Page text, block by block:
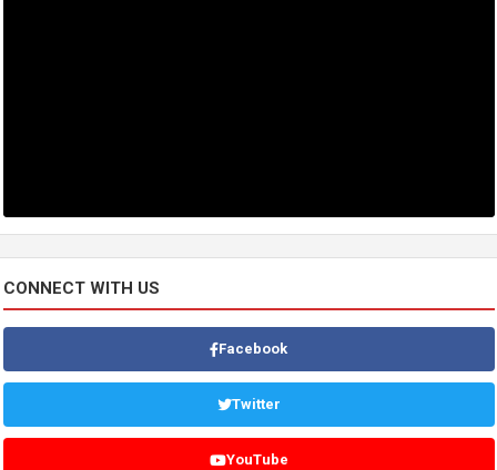
CONNECT WITH US
Facebook
Twitter
YouTube